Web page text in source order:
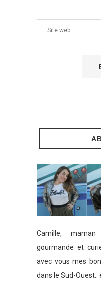
Camille, maman
gourmande et
avec vous mes
dans le Sud-Ouest..